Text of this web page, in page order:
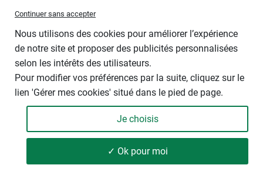
- +
Ajouter
Continuer sans accepter
Nous utilisons des cookies pour améliorer l’expérience
de notre site et proposer des publicités personnalisées
selon les intérêts des utilisateurs.
Pour modifier vos préférences par la suite, cliquez sur le
lien 'Gérer mes cookies' situé dans le pied de page.
Je choisis
✓ Ok pour moi